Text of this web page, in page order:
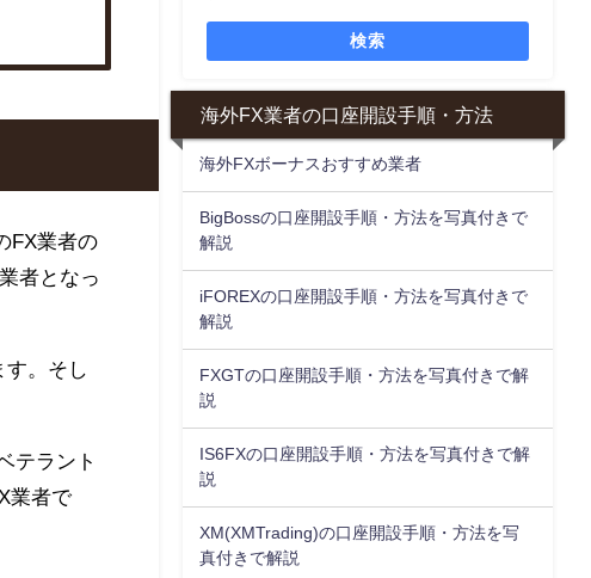
FX業者の
者となっ
。そし
テラント
業者で
検索
海外FX業者の口座開設手順・方法
海外FXボーナスおすすめ業者
BigBossの口座開設手順・方法を写真付きで
解説
iFOREXの口座開設手順・方法を写真付きで
解説
FXGTの口座開設手順・方法を写真付きで解
説
IS6FXの口座開設手順・方法を写真付きで解
説
XM(XMTrading)の口座開設手順・方法を写
真付きで解説